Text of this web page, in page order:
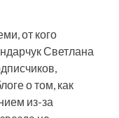
от кого
Светлана
о том, как
из-за